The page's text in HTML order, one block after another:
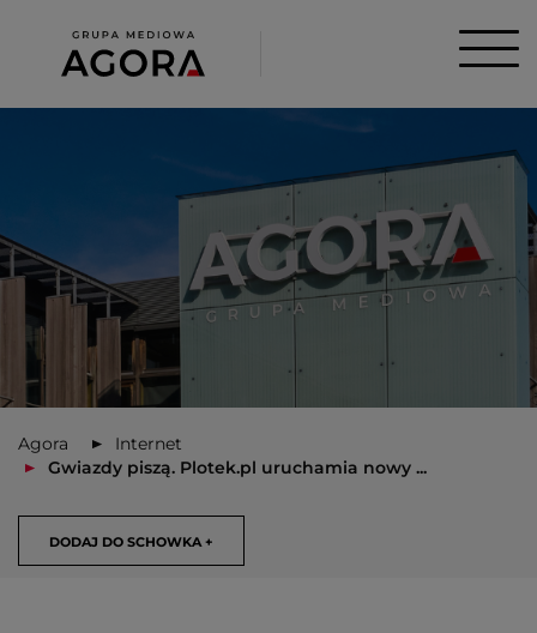
Agora
Internet
Gwiazdy piszą. Plotek.pl uruchamia nowy ...
DODAJ DO SCHOWKA +